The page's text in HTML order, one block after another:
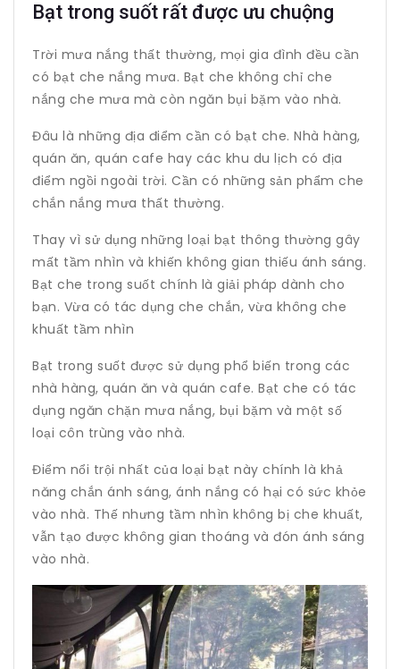
Bạt trong suốt rất được ưu chuộng
Trời mưa nắng thất thường, mọi gia đình đều cần
có bạt che nắng mưa. Bạt che không chỉ che
nắng che mưa mà còn ngăn bụi bặm vào nhà.
Đâu là những địa điểm cần có bạt che. Nhà hàng,
quán ăn, quán cafe hay các khu du lịch có địa
điểm ngồi ngoài trời. Cần có những sản phẩm che
chắn nắng mưa thất thường.
Thay vì sử dụng những loại bạt thông thường gây
mất tầm nhìn và khiến không gian thiếu ánh sáng.
Bạt che trong suốt chính là giải pháp dành cho
bạn. Vừa có tác dụng che chắn, vừa không che
khuất tầm nhìn
Bạt trong suốt được sử dụng phổ biến trong các
nhà hàng, quán ăn và quán cafe. Bạt che có tác
dụng ngăn chặn mưa nắng, bụi bặm và một số
loại côn trùng vào nhà.
Điểm nổi trội nhất của loại bạt này chính là khả
năng chắn ánh sáng, ánh nắng có hại có sức khỏe
vào nhà. Thế nhưng tầm nhìn không bị che khuất,
vẫn tạo được không gian thoáng và đón ánh sáng
vào nhà.